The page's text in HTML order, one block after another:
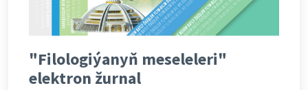
"Filologiýanyň meseleleri"
elektron žurnal